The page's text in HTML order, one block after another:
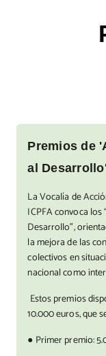
Premios de
al
La Vocalía de
ICPFA convoca
Desarrollo”,
la mejora de las
colectivos en
nacional como
Estos premios
10.000 euros, que
● Primer premio: